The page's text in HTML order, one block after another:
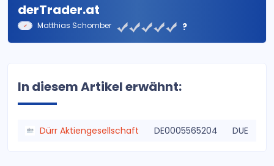
derTrader.at
Matthias Schomber ?
In diesem Artikel erwähnt:
Dürr Aktiengesellschaft DE0005565204 DUE